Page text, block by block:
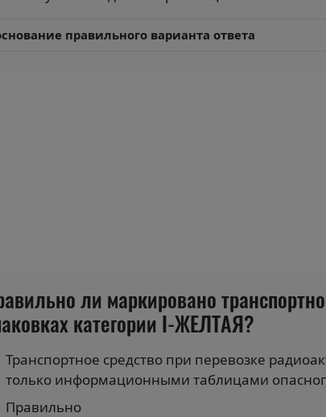
правильного варианта ответа
ли маркировано
категории І-ЖЕЛТАЯ?
Транспортное средство при перевозке
только информационными таблицами
Правильно